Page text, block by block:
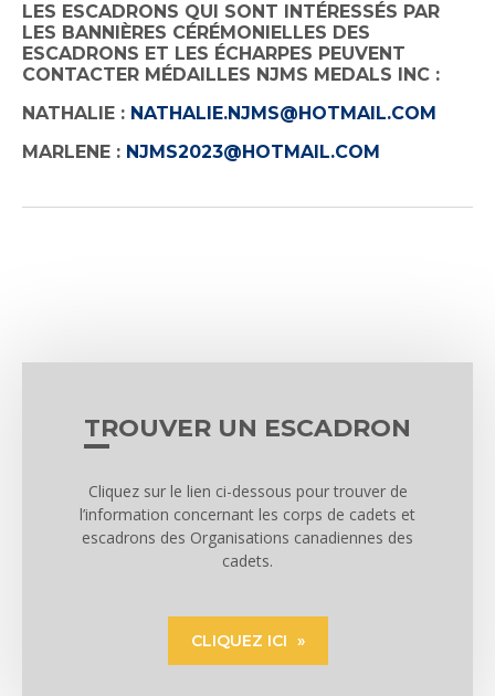
LES ESCADRONS QUI SONT INTÉRESSÉS PAR
LES BANNIÈRES CÉRÉMONIELLES DES
ESCADRONS ET LES ÉCHARPES PEUVENT
CONTACTER MÉDAILLES NJMS MEDALS INC :
NATHALIE : NATHALIE.NJMS@HOTMAIL.COM
MARLENE : NJMS2023@HOTMAIL.COM
TROUVER UN ESCADRON
Cliquez sur le lien ci-dessous pour trouver de
l’information concernant les corps de cadets et
escadrons des Organisations canadiennes des
cadets.
CLIQUEZ ICI